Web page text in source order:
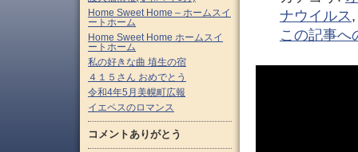
ナウイルス
この記事へ
Home Sweet Home – ホームスイ
ートホーム
Home Sweet Home ホームスイ
ートホーム
私の好きな曲 埴生の宿
４１５さん おめでとう
令和4年5月美幌町広報
イエペスのロマンス
コメントありがとう